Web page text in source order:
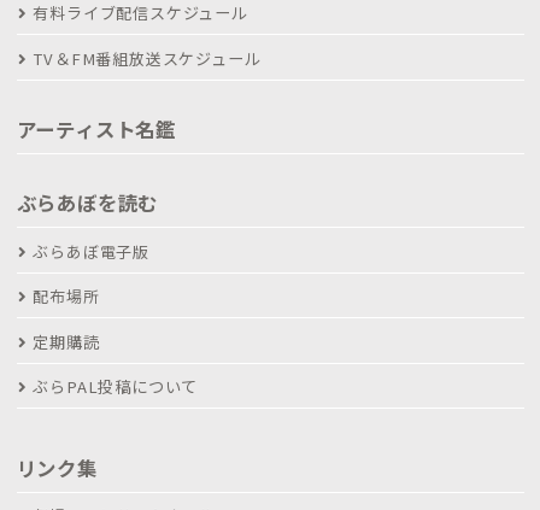
有料ライブ配信スケジュール
TV＆FM番組放送スケジュール
アーティスト名鑑
ぶらあぼを読む
ぶらあぼ電子版
配布場所
定期購読
ぶらPAL投稿について
リンク集